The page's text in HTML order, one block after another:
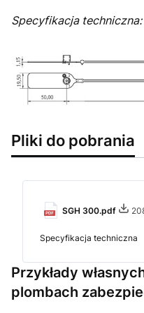
Specyfikacja techniczna:
Pliki do pobrania
SGH 300.pdf
Specyfikacja techniczna
Przykłady
plombach